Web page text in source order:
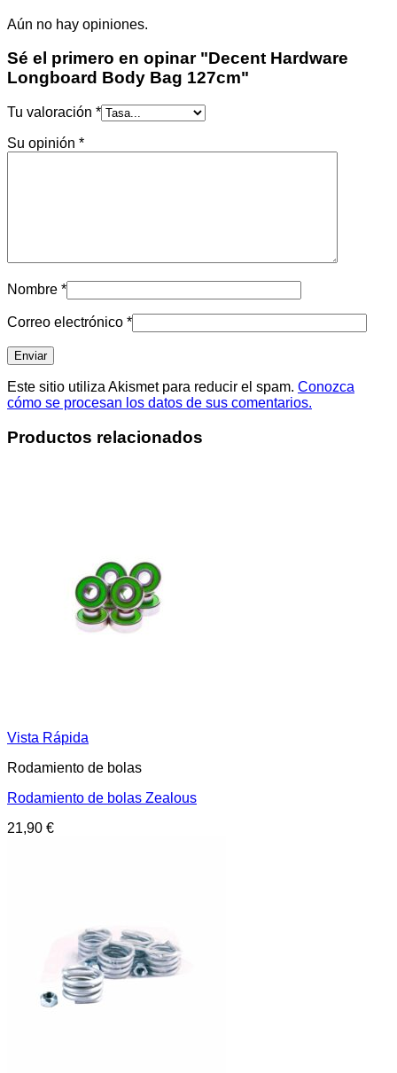
Aún no hay opiniones.
Sé el primero en opinar "Decent Hardware
Longboard Body Bag 127cm"
Tu valoración *
Su opinión *
Nombre *
Correo electrónico *
Este sitio utiliza Akismet para reducir el spam. Conozca
cómo se procesan los datos de sus comentarios.
Productos relacionados
Vista Rápida
Rodamiento de bolas
Rodamiento de bolas Zealous
21,90 €